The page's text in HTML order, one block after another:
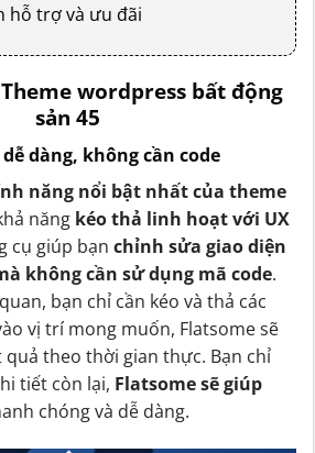
hỗ trợ và ưu đãi
wordpress bất động
sản 45
dàng, không cần code
năng nổi bật nhất của theme
năng kéo thả linh hoạt với UX
cụ giúp bạn chỉnh sửa giao diện
không cần sử dụng mã code.
bạn chỉ cần kéo và thả các
vị trí mong muốn, Flatsome sẽ
theo thời gian thực. Bạn chỉ
tiết còn lại, Flatsome sẽ giúp
chóng và dễ dàng.